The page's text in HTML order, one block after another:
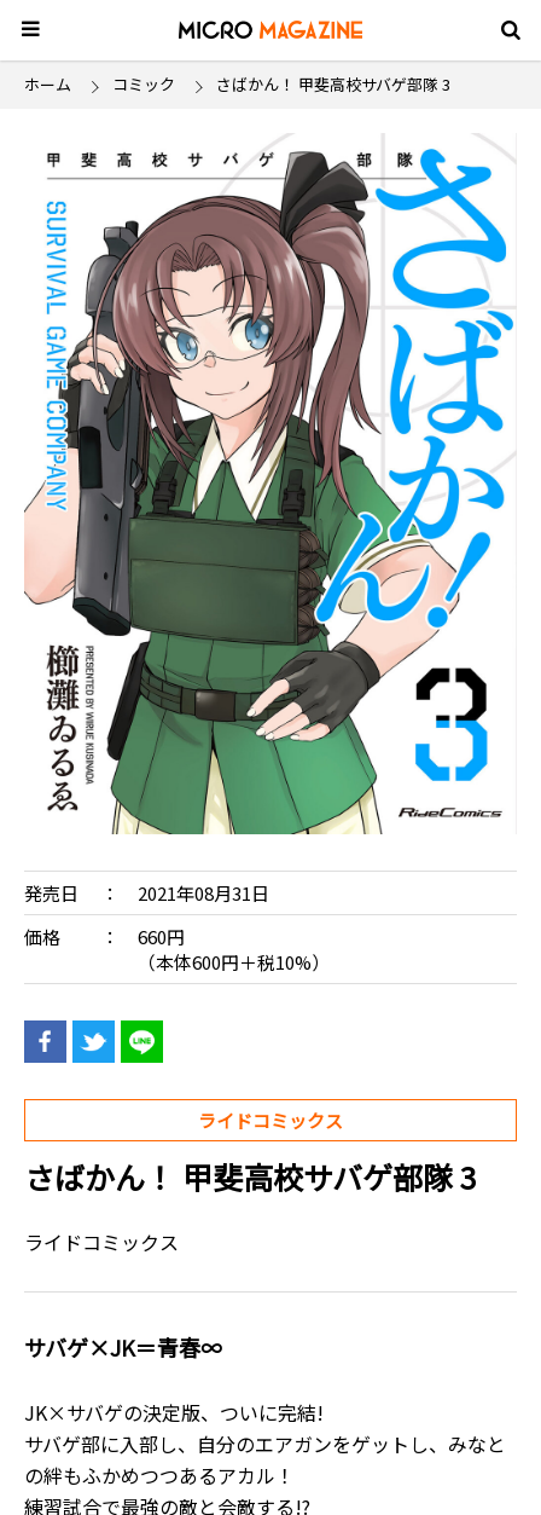
ホーム コミック さばかん！ 甲斐高校サバゲ部隊 3
発売日
2021年08月31日
価格
660円
（本体600円＋税10%）
ライドコミックス
さばかん！ 甲斐高校サバゲ部隊 3
ライドコミックス
サバゲ×JK＝青春∞
JK×サバゲの決定版、ついに完結!
サバゲ部に入部し、自分のエアガンをゲットし、みなと
の絆もふかめつつあるアカル！
練習試合で最強の敵と会敵する!?